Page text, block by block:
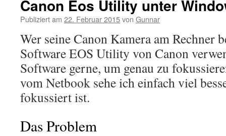
Canon Eos Utility unter
Publiziert am 22. Februar 2015von Gunnar
Wer seine Canon Kamera am Rechner
Software EOS Utility von Canon
Software gerne, um genau zu
vom Netbook sehe ich einfach viel
fokussiert ist.
Das Problem